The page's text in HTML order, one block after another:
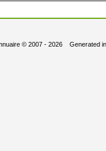
© 2007 - 2026 Generated